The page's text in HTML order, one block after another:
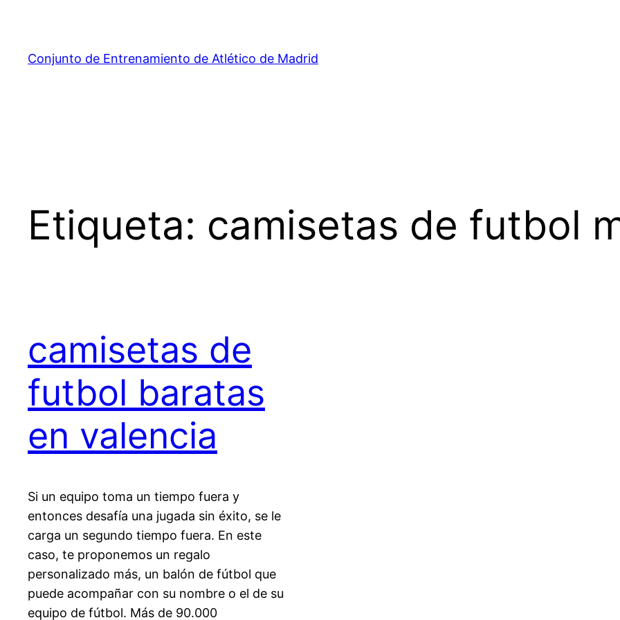
contenido
Conjunto de Entrenamiento de Atlético de Madrid
Etiqueta: camisetas de futbol
camisetas de
futbol baratas
en valencia
Si un equipo toma un tiempo fuera y
entonces desafía una jugada sin éxito, se le
carga un segundo tiempo fuera. En este
caso, te proponemos un regalo
personalizado más, un balón de fútbol que
puede acompañar con su nombre o el de su
equipo de fútbol. Más de 90.000